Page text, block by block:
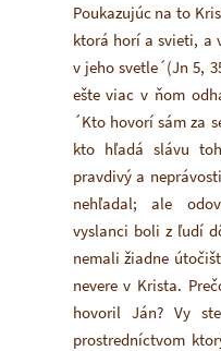
Poukazujúc na to
ktorá horí a svieti, a
v jeho svetle´(Jn 5,
ešte viac v ňom
´Kto hovorí sám za
kto hľadá slávu
pravdivý a
nehľadal; ale
vyslanci boli z ľudí
nemali žiadne
nevere v Krista.
hovoril Ján? Vy
prostredníctvom